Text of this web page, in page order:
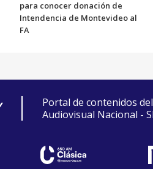
para conocer donación de
Intendencia de Montevideo al
FA
Portal de contenidos
Audiovisual Nacional -